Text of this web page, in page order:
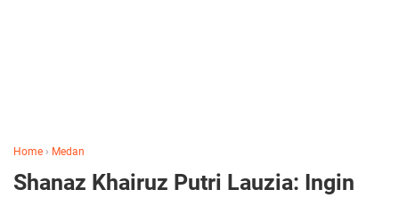
Home › Medan
Shanaz Khairuz Putri Lauzia: Ingin